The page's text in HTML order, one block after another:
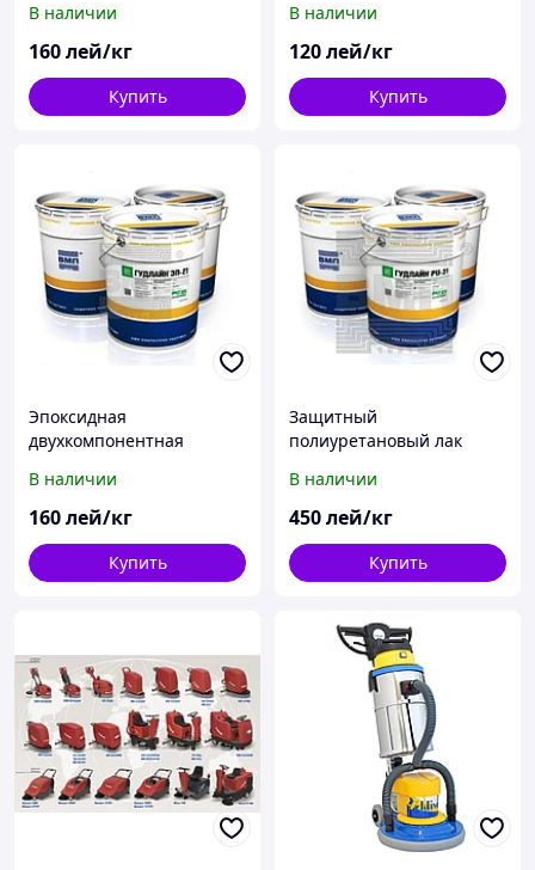
materialelor polimerice
В наличии
160лей/кг
Купить
Ультралайн 06
В наличии
120лей/кг
Купить
Эпоксидная
двухкомпонентная
(праймер / грунт)
В наличии
160лей/кг
Купить
Защитный
полиуретановый лак
защитное покрытие для
наливных полов)
В наличии
450лей/кг
Купить